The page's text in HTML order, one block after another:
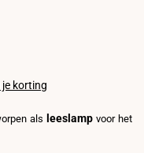
korting
als leeslamp voor het